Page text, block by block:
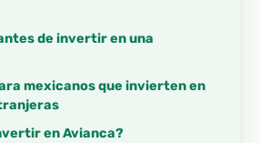
de invertir en una
mexicanos que invierten en
en Avianca?